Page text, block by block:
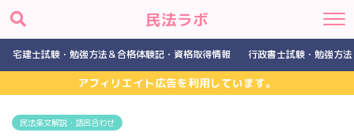
民法ラボ
宅建士試験・勉強方法＆合格体験記・資格取得情報 行政書士試験・勉強方
アフィリエイト広告を利用しています。
民法条文解説・語呂合わせ